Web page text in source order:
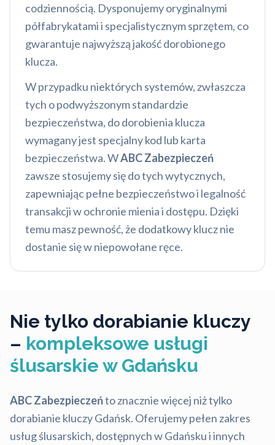
codziennością. Dysponujemy oryginalnymi
półfabrykatami i specjalistycznym sprzętem, co
gwarantuje najwyższą jakość dorobionego
klucza.
W przypadku niektórych systemów, zwłaszcza
tych o podwyższonym standardzie
bezpieczeństwa, do dorobienia klucza
wymagany jest specjalny kod lub karta
bezpieczeństwa. WABC Zabezpieczeń
zawsze stosujemy się do tych wytycznych,
zapewniając pełne bezpieczeństwo i legalność
transakcji w ochronie mienia i dostępu. Dzięki
temu masz pewność, że dodatkowy klucz nie
dostanie się w niepowołane ręce.
Nie tylko dorabianie kluczy
– kompleksowe usługi
ślusarskie w Gdańsku
ABC Zabezpieczeńto znacznie więcej niż tylko
dorabianie kluczy Gdańsk. Oferujemy pełen zakres
usług ślusarskich, dostępnych w Gdańsku i innych